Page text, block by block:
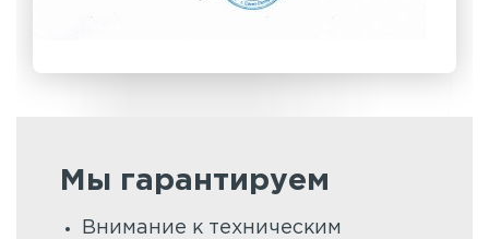
Мы гарантируем
Внимание к техническим